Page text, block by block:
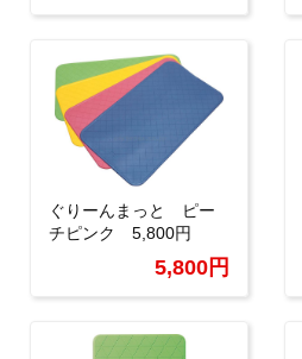
ぐりーんまっと ピー
チピンク 5,800円
5,800円